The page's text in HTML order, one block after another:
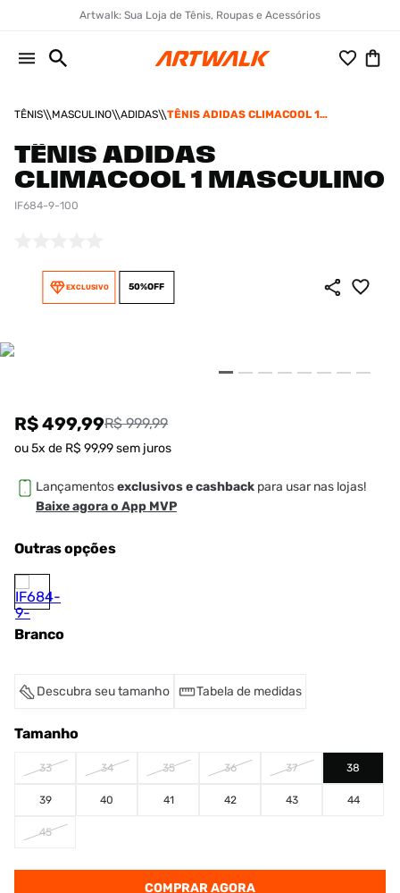
Artwalk: Sua Loja de Tênis, Roupas e Acessórios
TÊNIS MASCULINO ADIDAS
TÊNIS ADIDAS CLIMACOOL 1
TÊNIS ADIDAS
CLIMACOOL 1 MASCULINO
IF684-9-100
EXCLUSIVO 50%OFF
R$ 499,99R$ 999,99
ou5x de R$ 99,99sem juros
Lançamentosexclusivos e cashback para usar nas lojas!
Baixe agora o App MVP
Outras opções
Branco
Descubra seu tamanho Tabela de medidas
Tamanho
33 34 35 36 37 38
39 40 41 42 43 44
45
COMPRAR AGORA